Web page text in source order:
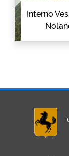
Interno